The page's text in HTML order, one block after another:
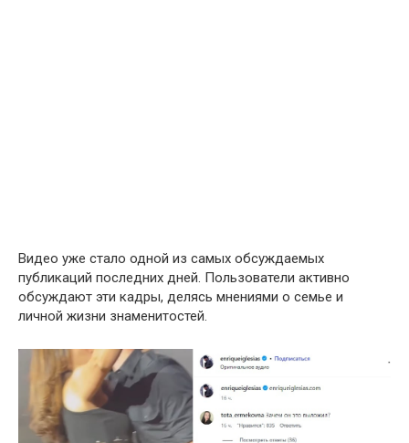
Видео уже стало одной из самых обсуждаемых
публикаций последних дней. Пользователи активно
обсуждают эти кадры, делясь мнениями о семье и
личной жизни знаменитостей.